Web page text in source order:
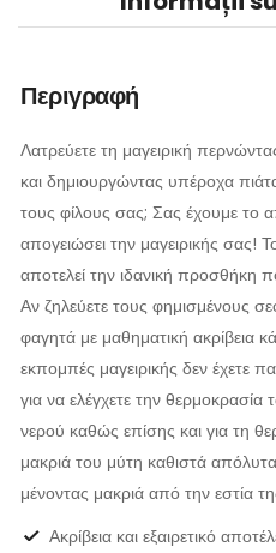
Περιγραφή
Λατρεύετε τη μαγειρική
και δημιουργώντας υπέροχα
τους φίλους σας; Σας έχουμε το
απογειώσει την μαγειρικής σας!
αποτελεί την ιδανική προσθήκη
Αν ζηλεύετε τους φημισμένους
φαγητά με μαθηματική ακρίβεια
εκπομπές μαγειρικής δεν έχετε
για να ελέγχετε την
νερού καθώς επίσης και για τη
μακριά του μύτη καθιστά
μένοντας μακριά από την εστία
Ακρίβεια και εξαιρετικό